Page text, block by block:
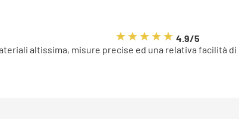
4.9/5
altissima, misure precise ed una relativa facilità